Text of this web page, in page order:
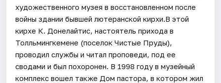
художественного музея в восстановленном после
войны здании бывшей лютеранской кирхи.В этой
кирхе К. Донелайтис, настоятель прихода в
Толльмингкемене (поселок Чистые Пруды),
проводил службы и читал проповеди, под ее
сводами и был похоронен. В 1998 году в музейный
комплекс вошел также Дом пастора, в котором жил